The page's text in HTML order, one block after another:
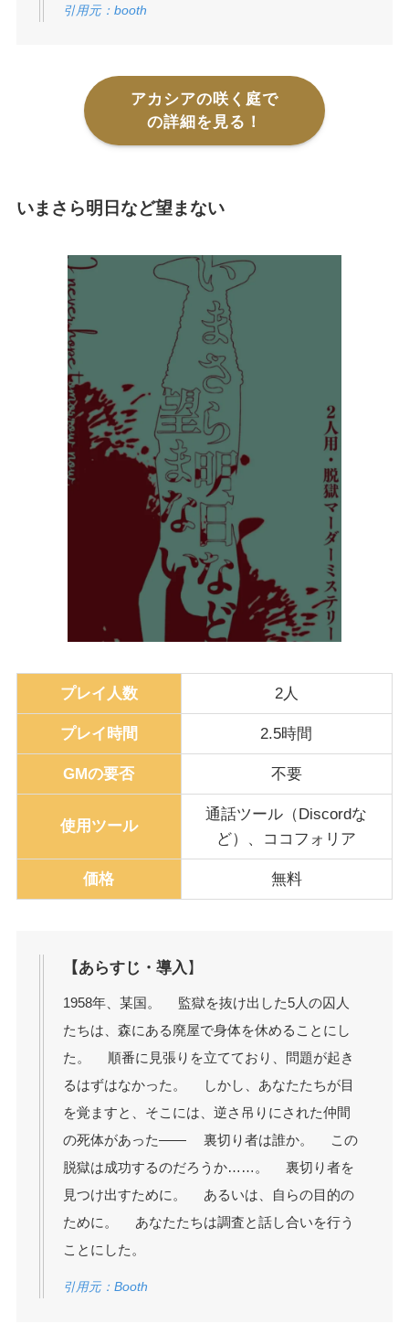
引用元：booth
アカシアの咲く庭で
の詳細を見る！
いまさら明日など望まない
プレイ人数 2人
プレイ時間 2.5時間
GMの要否 不要
使用ツール
通話ツール（Discordな
ど）、ココフォリア
価格 無料
【あらすじ・導入 】
1958年、某国。 監獄を抜け出した5人の囚人
たちは、森にある廃屋で身体を休めることにし
た。 順番に見張りを立てており、問題が起き
るはずはなかった。 しかし、あなたたちが目
を覚ますと、そこには、逆さ吊りにされた仲間
の死体があった―― 裏切り者は誰か。 この
脱獄は成功するのだろうか……。 裏切り者を
見つけ出すために。 あるいは、自らの目的の
ために。 あなたたちは調査と話し合いを行う
ことにした。
引用元：Booth